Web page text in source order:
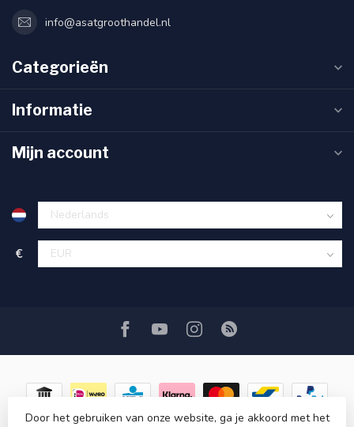
info@asatgroothandel.nl
Categorieën
Informatie
Mijn account
€
Door het gebruiken van onze website, ga je akkoord met het